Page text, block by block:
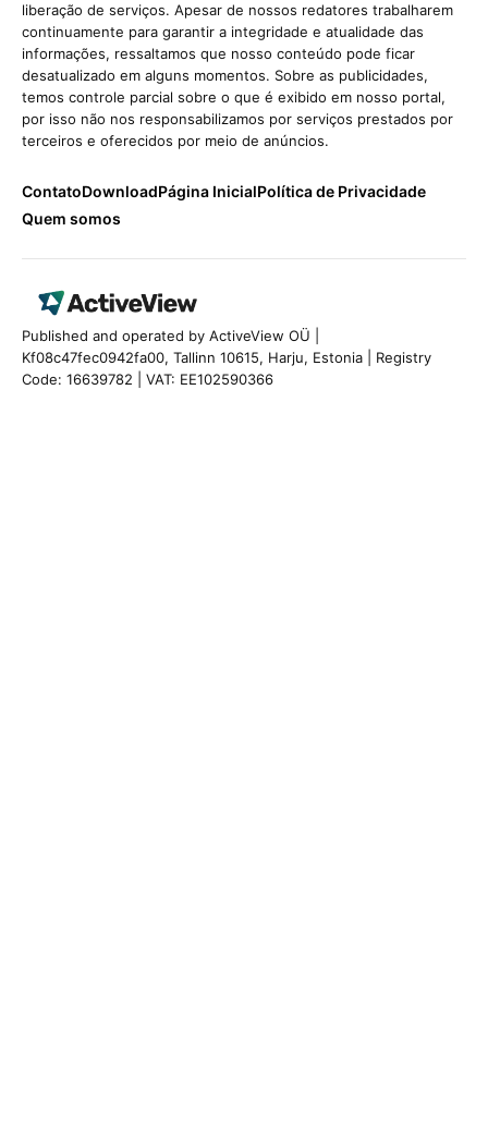
liberação de serviços. Apesar de nossos redatores trabalharem
continuamente para garantir a integridade e atualidade das
informações, ressaltamos que nosso conteúdo pode ficar
desatualizado em alguns momentos. Sobre as publicidades,
temos controle parcial sobre o que é exibido em nosso portal,
por isso não nos responsabilizamos por serviços prestados por
terceiros e oferecidos por meio de anúncios.
ContatoDownloadPágina InicialPolítica de Privacidade
Quem somos
Published and operated by ActiveView OÜ |
Kf08c47fec0942fa00, Tallinn 10615, Harju, Estonia | Registry
Code: 16639782 | VAT: EE102590366